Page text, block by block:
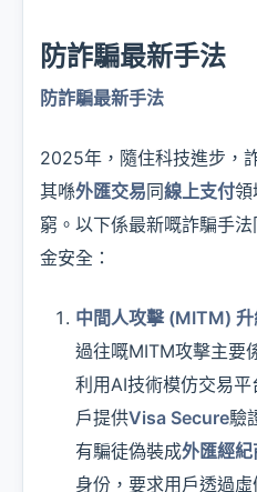
防詐騙最新手法
防詐騙最新手法
2025年，隨住科技進步，
其喺外匯交易同線上支付領
窮。以下係最新嘅詐騙手
金安全：
中間人攻擊 (MITM)
過往嘅MITM攻擊主要
利用AI技術模仿交易
戶提供Visa Secure驗
有騙徒偽裝成外匯經紀
身份，要求用戶透過虛